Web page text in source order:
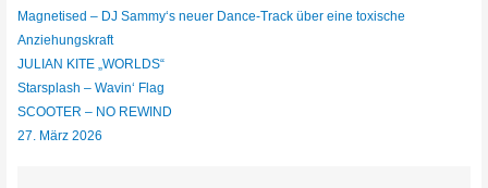
Magnetised – DJ Sammy‘s neuer Dance-Track über eine toxische
Anziehungskraft
JULIAN KITE „WORLDS“
Starsplash – Wavin‘ Flag
SCOOTER – NO REWIND
27. März 2026